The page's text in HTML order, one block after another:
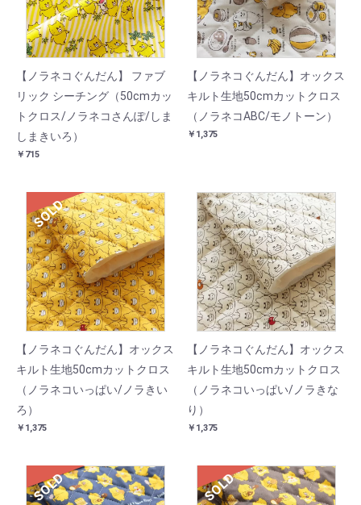
【ノラネコぐんだん】 ファブ
リック シーチング（50cmカッ
トクロス/ノラネコさんぽ/しま
しまきいろ）
￥715
【ノラネコぐんだん】オックス
キルト生地50cmカットクロス
（ノラネコABC/モノトーン）
￥1,375
SOLD
【ノラネコぐんだん】オックス
キルト生地50cmカットクロス
（ノラネコいっぱい/ノラきい
ろ）
￥1,375
【ノラネコぐんだん】オックス
キルト生地50cmカットクロス
（ノラネコいっぱい/ノラきな
り）
￥1,375
SOLD SOLD